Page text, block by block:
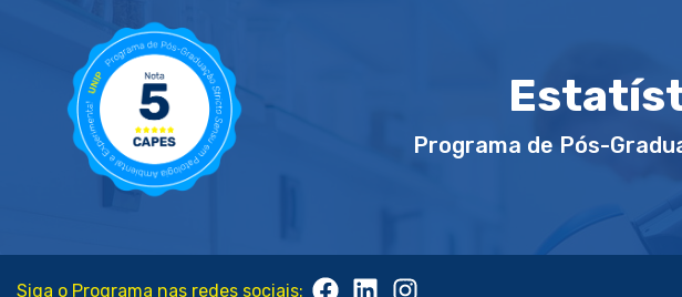
Programa de Pós-
Siga o Programa nas redes sociais: